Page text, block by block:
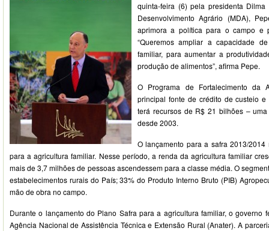
quinta-feira (6) pela presidenta
Desenvolvimento Agrário (MDA),
aprimora a política para o campo e
“Queremos ampliar a capacidade
familiar, para aumentar a
produção de alimentos”, afirma Pepe.
O Programa de Fortalecimento da
principal fonte de crédito de custeio e
terá recursos de R$ 21 bilhões –
desde 2003.
O lançamento para a safra 2013/
para a agricultura familiar. Nesse período, a renda da agricultura familiar
mais de 3,7 milhões de pessoas ascendessem para a classe média. O
estabelecimentos rurais do País; 33% do Produto Interno Bruto (PIB)
mão de obra no campo.
Durante o lançamento do Plano Safra para a agricultura familiar, o governo
Agência Nacional de Assistência Técnica e Extensão Rural (Anater). A